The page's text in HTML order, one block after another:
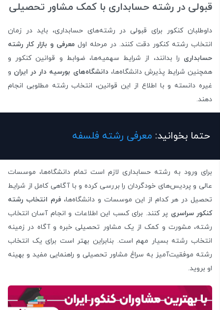
قبولی در رشته حسابداری با کمک مشاور تحصیلی
داوطلبان کنکور برای قبولی در رشته‌های حسابداری، باید در زمان
انتخاب رشته کنکور دقت کنند. در مرحله اول معرفی و بازار کار رشته
حسابداری را بدانند، از شرایط سهمیه‌ها، ضوابط و قوانین کنکور و
همچنین شرایط پذیرش دانشگاه‌ها، دانشگاه‌های بورسیه دار در ایران و
غیره دانسته و با اطلاع از این قوانین، انتخاب رشته‌ مطلوبی انجام
دهند.
حتما بخوانید: معرفی رشته فلسفه
برای ورود به رشته حسابداری لازم است تمام دانشگاه‌ها، موسسات
عالی و پردیس‌های خودگردان را بررسی کرده و با آگاهی کامل از شرایط
تحصیل در هر کدام از این موسسات و دانشگاه‌ها، فرم انتخاب رشته
کنکور سراسری پر کنند. برای کسب این اطلاعات و انجام آسان انتخاب
رشته، مشورت و کمک از یک مشاور تحصیلی خبره و آگاه در زمینه
انتخاب رشته بسیار مهم است. بنابراین بهتر است برای یک انتخاب
رشته موفقیت‌آمیز به سراغ مشاور تحصیلی و راهنمایی مفید و بهینه
او بروید.